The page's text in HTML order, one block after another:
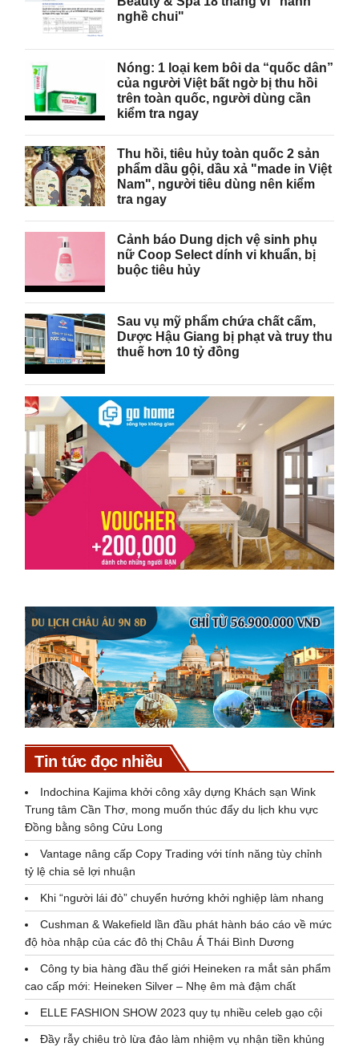
nghề chui"
Nóng: 1 loại kem bôi da “quốc dân”
của người Việt bất ngờ bị thu hồi
trên toàn quốc, người dùng cần
kiểm tra ngay
Thu hồi, tiêu hủy toàn quốc 2 sản
phẩm dầu gội, dầu xả "made in Việt
Nam", người tiêu dùng nên kiểm
tra ngay
Cảnh báo Dung dịch vệ sinh phụ
nữ Coop Select dính vi khuẩn, bị
buộc tiêu hủy
Sau vụ mỹ phẩm chứa chất cấm,
Dược Hậu Giang bị phạt và truy thu
thuế hơn 10 tỷ đồng
Tin tức đọc nhiều
Indochina Kajima khởi công xây dựng Khách sạn Wink
Trung tâm Cần Thơ, mong muốn thúc đẩy du lịch khu vực
Đồng bằng sông Cửu Long
Vantage nâng cấp Copy Trading với tính năng tùy chỉnh
tỷ lệ chia sẻ lợi nhuận
Khi “người lái đò” chuyển hướng khởi nghiệp làm nhang
Cushman & Wakefield lần đầu phát hành báo cáo về mức
độ hòa nhập của các đô thị Châu Á Thái Bình Dương
Công ty bia hàng đầu thế giới Heineken ra mắt sản phẩm
cao cấp mới: Heineken Silver – Nhẹ êm mà đậm chất
ELLE FASHION SHOW 2023 quy tụ nhiều celeb gạo cội
Đầy rẫy chiêu trò lừa đảo làm nhiệm vụ nhận tiền khủng